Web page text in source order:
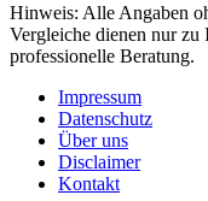
Hinweis: Alle Angaben
Vergleiche dienen nur zu
professionelle Beratung.
Impressum
Datenschutz
Über uns
Disclaimer
Kontakt